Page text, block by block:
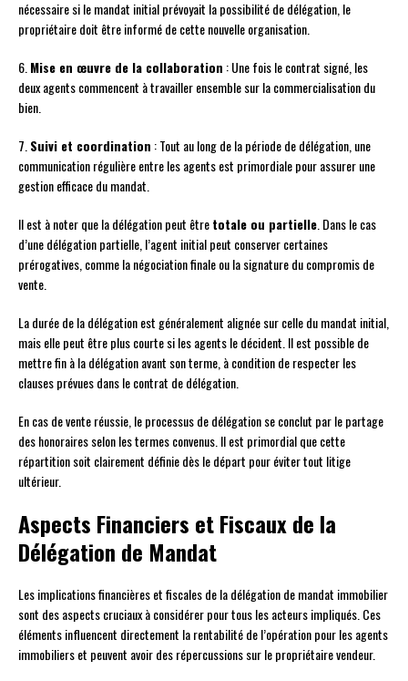
nécessaire si le mandat initial prévoyait la possibilité de délégation, le
propriétaire doit être informé de cette nouvelle organisation.
6. Mise en œuvre de la collaboration : Une fois le contrat signé, les
deux agents commencent à travailler ensemble sur la commercialisation du
bien.
7. Suivi et coordination : Tout au long de la période de délégation, une
communication régulière entre les agents est primordiale pour assurer une
gestion efficace du mandat.
Il est à noter que la délégation peut êtretotale ou partielle . Dans le cas
d’une délégation partielle, l’agent initial peut conserver certaines
prérogatives, comme la négociation finale ou la signature du compromis de
vente.
La durée de la délégation est généralement alignée sur celle du mandat initial,
mais elle peut être plus courte si les agents le décident. Il est possible de
mettre fin à la délégation avant son terme, à condition de respecter les
clauses prévues dans le contrat de délégation.
En cas de vente réussie, le processus de délégation se conclut par le partage
des honoraires selon les termes convenus. Il est primordial que cette
répartition soit clairement définie dès le départ pour éviter tout litige
ultérieur.
Aspects Financiers et Fiscaux de la
Délégation de Mandat
Les implications financières et fiscales de la délégation de mandat immobilier
sont des aspects cruciaux à considérer pour tous les acteurs impliqués. Ces
éléments influencent directement la rentabilité de l’opération pour les agents
immobiliers et peuvent avoir des répercussions sur le propriétaire vendeur.